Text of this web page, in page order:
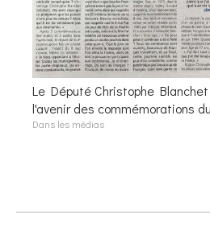
Le Député Christophe
l'avenir des commémorations
Dans les médias